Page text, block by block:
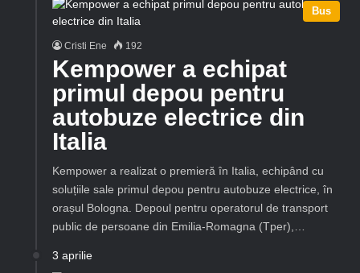
Bus
Cristi Ene 192
Kempower a echipat
primul depou pentru
autobuze electrice din
Italia
Kempower a realizat o premieră în Italia, echipând cu
soluțiile sale primul depou pentru autobuze electrice, în
orașul Bologna. Depoul pentru operatorul de transport
public de persoane din Emilia-Romagna (Tper),…
3 aprilie